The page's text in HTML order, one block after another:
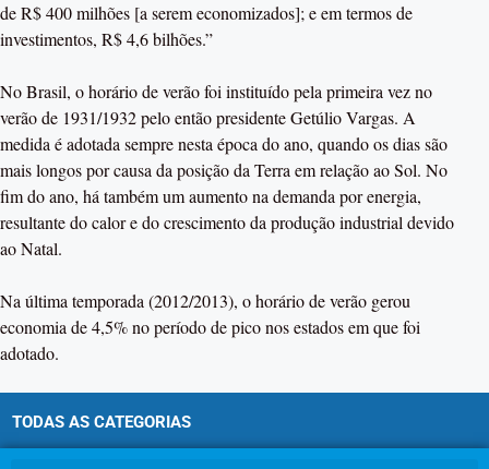
de R$ 400 milhões [a serem economizados]; e em termos de
investimentos, R$ 4,6 bilhões.”
No Brasil, o horário de verão foi instituído pela primeira vez no
verão de 1931/1932 pelo então presidente Getúlio Vargas. A
medida é adotada sempre nesta época do ano, quando os dias são
mais longos por causa da posição da Terra em relação ao Sol. No
fim do ano, há também um aumento na demanda por energia,
resultante do calor e do crescimento da produção industrial devido
ao Natal.
Na última temporada (2012/2013), o horário de verão gerou
economia de 4,5% no período de pico nos estados em que foi
adotado.
TODAS AS CATEGORIAS